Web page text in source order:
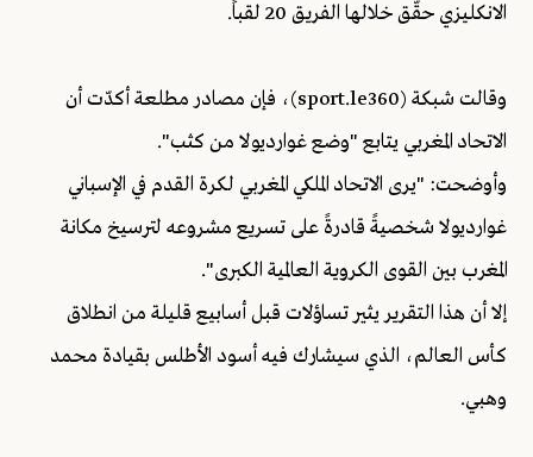
الانكليزي حقّق خلالها الفريق 20 لقباً.
وقالت شبكة (sport.le360)، فإن مصادر مطلعة أكدّت أن
الاتحاد المغربي يتابع "وضع غوارديولا من كثب".
وأوضحت: "يرى الاتحاد الملكي المغربي لكرة القدم في الإسباني
غوارديولا شخصيةً قادرةً على تسريع مشروعه لترسيخ مكانة
المغرب بين القوى الكروية العالمية الكبرى".
إلا أن هذا التقرير يثير تساؤلات قبل أسابيع قليلة من انطلاق
كأس العالم، الذي سيشارك فيه أسود الأطلس بقيادة محمد
وهبي.